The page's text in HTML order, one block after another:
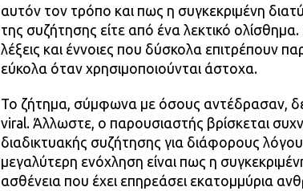
αυτόν τον τρόπο και πως η συγκεκριμένη
της συζήτησης είτε από ένα λεκτικό
λέξεις και έννοιες που δύσκολα επιτρέπουν
εύκολα όταν χρησιμοποιούνται άστοχα.
Το ζήτημα, σύμφωνα με όσους αντέδρασαν,
viral. Άλλωστε, ο παρουσιαστής βρίσκεται
διαδικτυακής συζήτησης για διάφορους
μεγαλύτερη ενόχληση είναι πως η
ασθένεια που έχει επηρεάσει εκατομμύρια